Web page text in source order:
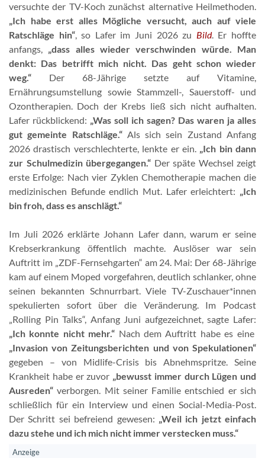
versuchte der TV-Koch zunächst alternative Heilmethoden.
„Ich habe erst alles Mögliche versucht, auch auf viele
Ratschläge hin“, so Lafer im Juni 2026 zu Bild. Er hoffte
anfangs, „dass alles wieder verschwinden würde. Man
denkt: Das betrifft mich nicht. Das geht schon wieder
weg.“ Der 68-Jährige setzte auf Vitamine,
Ernährungsumstellung sowie Stammzell-, Sauerstoff- und
Ozontherapien. Doch der Krebs ließ sich nicht aufhalten.
Lafer rückblickend: „Was soll ich sagen? Das waren ja alles
gut gemeinte Ratschläge.“Als sich sein Zustand Anfang
2026 drastisch verschlechterte, lenkte er ein.„Ich bin dann
zur Schulmedizin übergegangen.“ Der späte Wechsel zeigt
erste Erfolge: Nach vier Zyklen Chemotherapie machen die
medizinischen Befunde endlich Mut. Lafer erleichtert: „Ich
bin froh, dass es anschlägt.“
Im Juli 2026 erklärte Johann Lafer dann, warum er seine
Krebserkrankung öffentlich machte. Auslöser war sein
Auftritt im „ZDF-Fernsehgarten“ am 24. Mai: Der 68-Jährige
kam auf einem Moped vorgefahren, deutlich schlanker, ohne
seinen bekannten Schnurrbart. Viele TV-Zuschauer*innen
spekulierten sofort über die Veränderung. Im Podcast
„Rolling Pin Talks“, Anfang Juni aufgezeichnet, sagte Lafer:
„Ich konnte nicht mehr.“ Nach dem Auftritt habe es eine
„Invasion von Zeitungsberichten und von Spekulationen“
gegeben – von Midlife-Crisis bis Abnehmspritze. Seine
Krankheit habe er zuvor „bewusst immer durch Lügen und
Ausreden“ verborgen. Mit seiner Familie entschied er sich
schließlich für ein Interview und einen Social-Media-Post.
Der Schritt sei befreiend gewesen: „Weil ich jetzt einfach
dazu stehe und ich mich nicht immer verstecken muss.“